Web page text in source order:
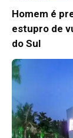
Homem é
estupro de
do Sul